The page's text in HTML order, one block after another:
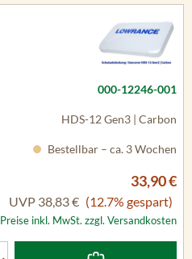
000-12246-001
HDS-12 Gen3 | Carbon
Bestellbar – ca. 3 Wochen
33,90 €
UVP 38,83 € (12.7% gespart)
Preise inkl. MwSt. zzgl. Versandkosten